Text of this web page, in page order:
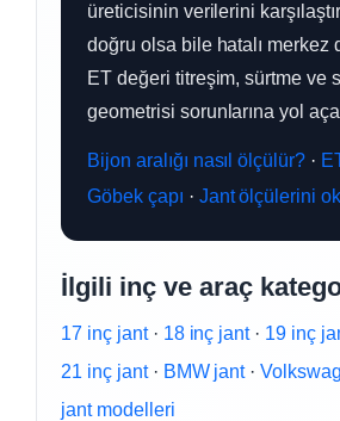
üreticisinin verilerini
doğru olsa bile hatalı merkez
ET değeri titreşim, sürtme ve
geometrisi sorunlarına yol
Bijon aralığı nasıl ölçülür? ·
Göbek çapı · Jant ölçülerini
İlgili inç ve araç
17 inç jant· 18 inç jant· 19 inç
21 inç jant· BMW jant·
jant modelleri